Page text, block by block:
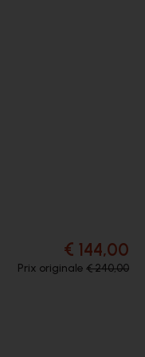
€ 144,00
Prix originale € 240,00